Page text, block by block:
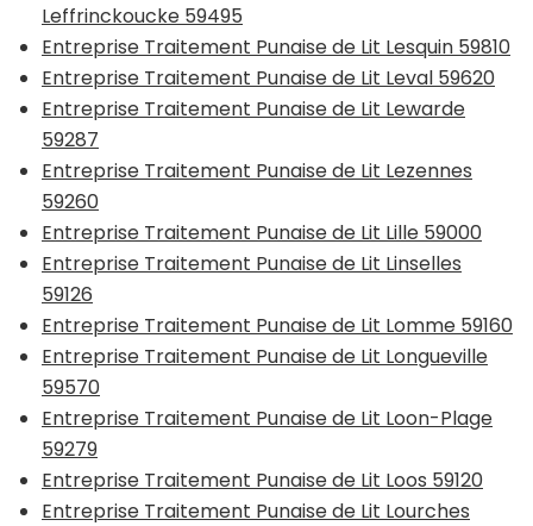
Leffrinckoucke 59495
Entreprise Traitement Punaise de Lit Lesquin 59810
Entreprise Traitement Punaise de Lit Leval 59620
Entreprise Traitement Punaise de Lit Lewarde
59287
Entreprise Traitement Punaise de Lit Lezennes
59260
Entreprise Traitement Punaise de Lit Lille 59000
Entreprise Traitement Punaise de Lit Linselles
59126
Entreprise Traitement Punaise de Lit Lomme 59160
Entreprise Traitement Punaise de Lit Longueville
59570
Entreprise Traitement Punaise de Lit Loon-Plage
59279
Entreprise Traitement Punaise de Lit Loos 59120
Entreprise Traitement Punaise de Lit Lourches